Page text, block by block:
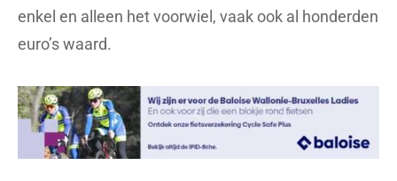
enkel en alleen het voorwiel, vaak ook al honderden
euro’s waard.